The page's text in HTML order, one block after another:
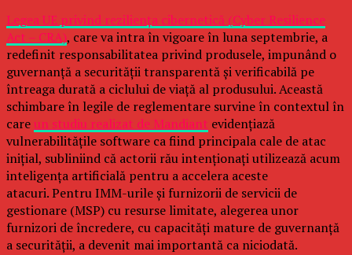
Legea UE privind reziliența cibernetică (Cyber Resilience
Act – CRA), care va intra în vigoare în luna septembrie, a
redefinit responsabilitatea privind produsele, impunând o
guvernanță a securității transparentă și verificabilă pe
întreaga durată a ciclului de viață al produsului. Această
schimbare în legile de reglementare survine în contextul în
careun studiu realizat de Mandiant evidențiază
vulnerabilitățile software ca fiind principala cale de atac
inițial, subliniind că actorii rău intenționați utilizează acum
inteligența artificială pentru a accelera aceste
atacuri. Pentru IMM-urile și furnizorii de servicii de
gestionare (MSP) cu resurse limitate, alegerea unor
furnizori de încredere, cu capacități mature de guvernanță
a securității, a devenit mai importantă ca niciodată.